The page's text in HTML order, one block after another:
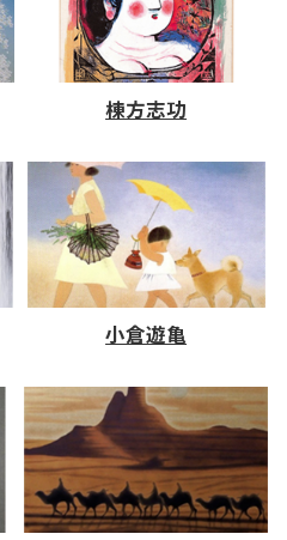
棟方志功
小倉遊亀